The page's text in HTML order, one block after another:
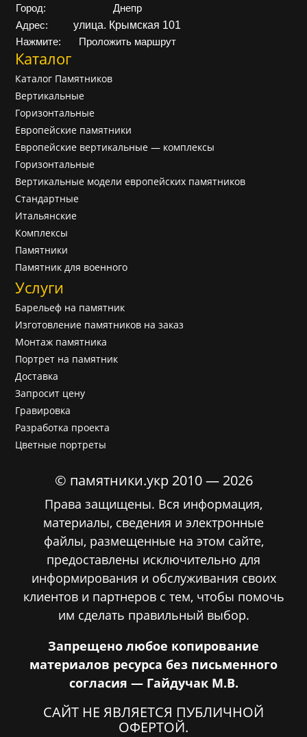
Город:
Днепр
Адрес:
улица. Крымская 101
Нажмите: Проложить маршрут
Каталог
Каталог Памятников
Вертикальные
Горизонтальные
Европейские памятники
Европейские вертикальные — комплексы
Горизонтальные
Вертикальные модели европейских памятников
Cтандартные
Итальянские
Комплексы
Памятники
Памятник для военного
Услуги
Барельеф на памятник
Изготовление памятников на заказ
Монтаж памятника
Портрет на памятник
Доставка
Запросит цену
Гравировка
Разработка проекта
Цветные портреты
© памятники.укр 2010 — 2026
Права защищены. Вся информация,
материалы, сведения и электронные
файлы, размещенные на этом сайте,
предоставлены исключительно для
информирования и обслуживания своих
клиентов и партнеров с тем, чтобы помочь
им сделать правильный выбор.
Запрещено любое копирование
материалов ресурса без письменного
согласия — Гайдучак М.В.
САЙТ НЕ ЯВЛЯЕТСЯ ПУБЛИЧНОЙ
ОФЕРТОЙ.